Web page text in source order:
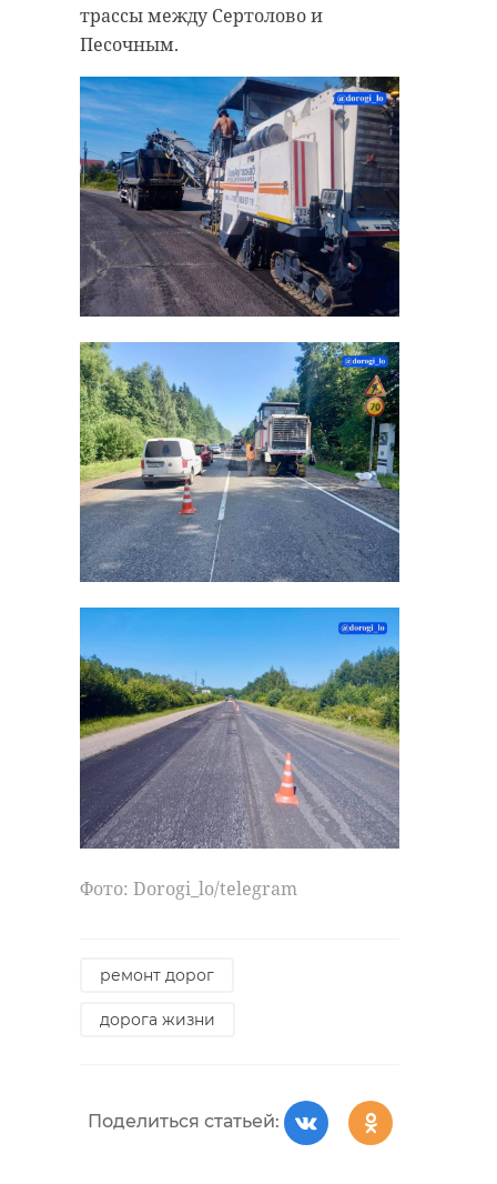
трассы между Сертолово и
Песочным.
Фото: Dorogi_lo/telegram
ремонт дорог
дорога жизни
Поделиться статьей:
Фото: Александр
Дрозденко/telegram
александр дрозденко
Балтик Ралли
спецоперация
Поделиться статьей: